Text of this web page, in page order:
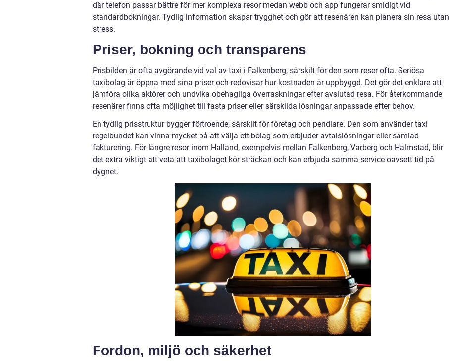
där telefon passar bättre för mer komplexa resor medan webb och app fungerar smidigt vid
standardbokningar. Tydlig information skapar trygghet och gör att resenären kan planera sin resa utan
stress.
Priser, bokning och transparens
Prisbilden är ofta avgörande vid val av taxi i Falkenberg, särskilt för den som reser ofta. Seriösa
taxibolag är öppna med sina priser och redovisar hur kostnaden är uppbyggd. Det gör det enklare att
jämföra olika aktörer och undvika obehagliga överraskningar efter avslutad resa. För återkommande
resenärer finns ofta möjlighet till fasta priser eller särskilda lösningar anpassade efter behov.
En tydlig prisstruktur bygger förtroende, särskilt för företag och pendlare. Den som använder taxi
regelbundet kan vinna mycket på att välja ett bolag som erbjuder avtalslösningar eller samlad
fakturering. För längre resor inom Halland, exempelvis mellan Falkenberg, Varberg och Halmstad, blir
det extra viktigt att veta att taxibolaget kör sträckan och kan erbjuda samma service oavsett tid på
dygnet.
Fordon, miljö och säkerhet